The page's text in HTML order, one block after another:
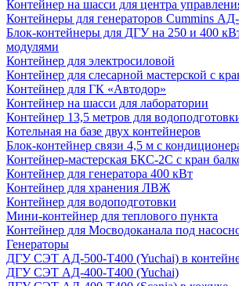
Контейнер на шасси для центра
Контейнеры для генераторов Cummins
Блок-контейнеры для ДГУ на 250 и 400
модулями
Контейнер для электросиловой
Контейнер для слесарной мастерской с
Контейнер для ГК «Автодор»
Контейнер на шасси для лаборатории
Контейнер 13,5 метров для
Котельная на базе двух контейнеров
Блок-контейнер связи 4,5 м с
Контейнер-мастерская БКС-2С с кран
Контейнер для генератора 400 кВт
Контейнер для хранения ЛВЖ
Контейнер для водоподготовки
Мини-контейнер для теплового пункта
Контейнер для Мосводоканала под
Генераторы
ДГУ СЭТ АД-500-Т400 (Yuchai) в
ДГУ СЭТ АД-400-Т400 (Yuchai)